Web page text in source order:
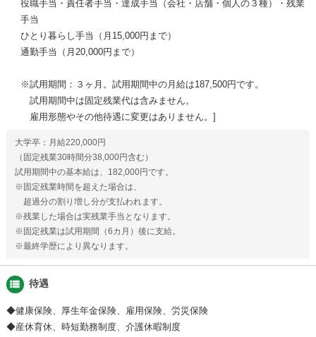
役職手当・責任者手当・達成手当（会社・店舗・個人の３種）・残業
手当
ひとり暮らし手当（月15,000円まで）
通勤手当（月20,000円まで）
※試用期間：３ヶ月。試用期間中の月給は187,500円です。
試用期間中は固定残業代は含みません。
雇用形態やその他待遇に変更はありません。
大学卒：月給220,000円
（固定残業30時間分38,000円含む）
試用期間中の基本給は、182,000円です。
※固定残業時間を超えた場合は、
超過分の割り増し分が支払われます。
※残業した場合は実残業手当となります。
※固定残業は試用期間（6カ月）後に支給。
※最終学歴により異なります。
view_list 待遇
◆健康保険、厚生年金保険、雇用保険、労災保険
◆産休育休、時短勤務制度、介護休暇制度